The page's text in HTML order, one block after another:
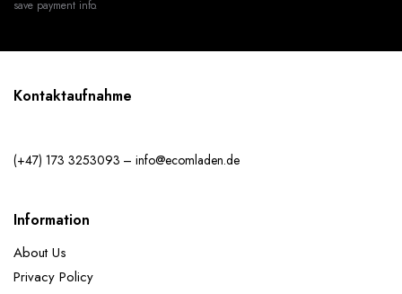
save payment info.
Kontaktaufnahme
(+47) 173 3253093 – info@ecomladen.de
Information
About Us
Privacy Policy